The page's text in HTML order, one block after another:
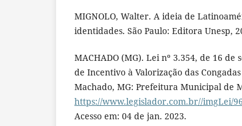
MIGNOLO, Walter. A ideia de
identidades. São Paulo: Editora Unesp,
MACHADO (MG). Lei nº 3.354, de 16
de Incentivo à Valorização das
Machado, MG: Prefeitura Municipal de
https://www.legislador.com.br//imgLei/
Acesso em: 04 de jan. 2023.